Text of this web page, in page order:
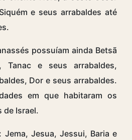
e seus arrabaldes até
possuíam ainda Betsã
Tanac e seus arrabaldes,
Dor e seus arrabaldes.
em que habitaram os
de Israel.
Jema, Jesua, Jessui, Baria e